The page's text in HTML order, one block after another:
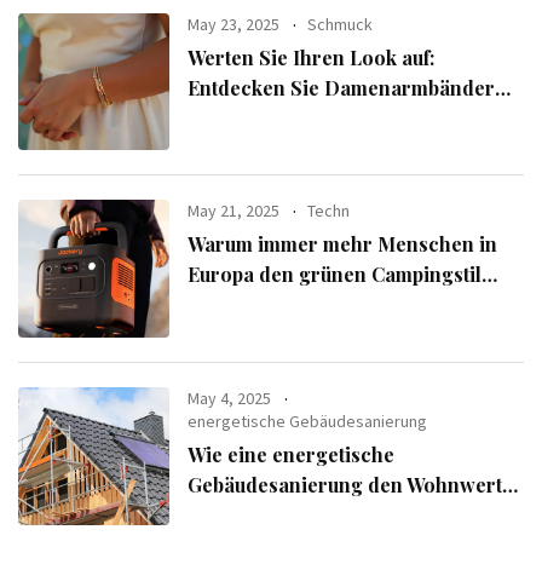
May 23, 2025 Schmuck
Werten Sie Ihren Look auf:
Entdecken Sie Damenarmbänder
May 21, 2025 Techn
Warum immer mehr Menschen in
Europa den grünen Campingstil
May 4, 2025
energetische Gebäudesanierung
Wie eine energetische
Gebäudesanierung den Wohnwert